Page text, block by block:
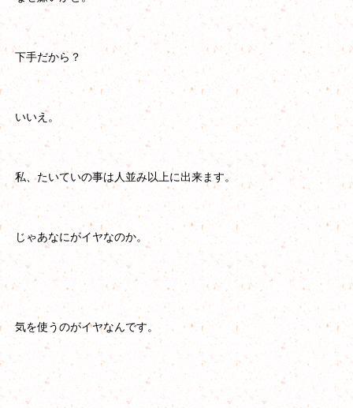
下手だから？
いいえ。
私、たいていの事は人並み以上に出来ます。
じゃあなにがイヤなのか。
気を使うのがイヤなんです。